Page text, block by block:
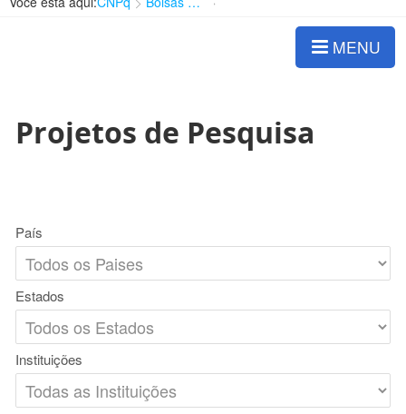
MENU
Projetos de Pesquisa
País
Estados
Instituições